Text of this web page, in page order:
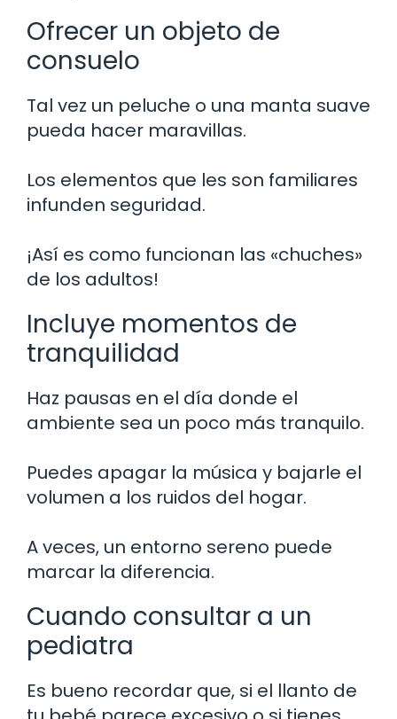
Ofrecer un objeto de
consuelo
Tal vez un peluche o una manta suave
pueda hacer maravillas.
Los elementos que les son familiares
infunden seguridad.
¡Así es como funcionan las «chuches»
de los adultos!
Incluye momentos de
tranquilidad
Haz pausas en el día donde el
ambiente sea un poco más tranquilo.
Puedes apagar la música y bajarle el
volumen a los ruidos del hogar.
A veces, un entorno sereno puede
marcar la diferencia.
Cuando consultar a un
pediatra
Es bueno recordar que, si el llanto de